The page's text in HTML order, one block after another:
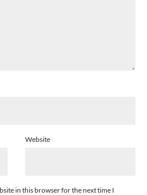
Website
in this browser for the next time I